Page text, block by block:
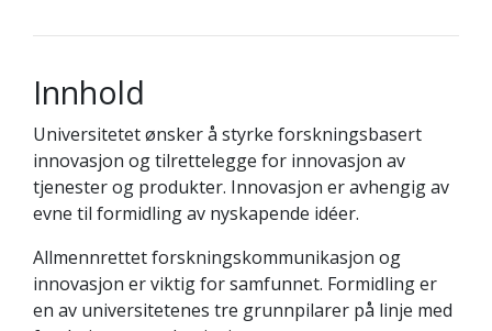
Innhold
Universitetet ønsker å styrke forskningsbasert
innovasjon og tilrettelegge for innovasjon av
tjenester og produkter. Innovasjon er avhengig av
evne til formidling av nyskapende idéer.
Allmennrettet forskningskommunikasjon og
innovasjon er viktig for samfunnet. Formidling er
en av universitetenes tre grunnpilarer på linje med